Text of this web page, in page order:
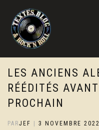
LES ANCIENS
RÉÉDITÉS
PROCHAIN
PARJEF 3 NOVEMBRE 2022